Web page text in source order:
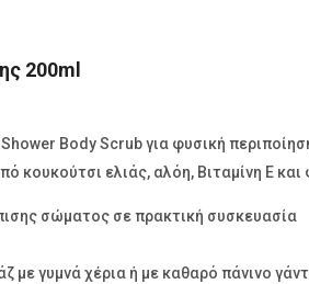
200ml
Body Scrub για φυσική
κουκούτσι ελιάς, αλόη, Βιταμίνη Ε και
σώματος σε πρακτική συσκευασία
γυμνά χέρια ή με καθαρό πάνινο